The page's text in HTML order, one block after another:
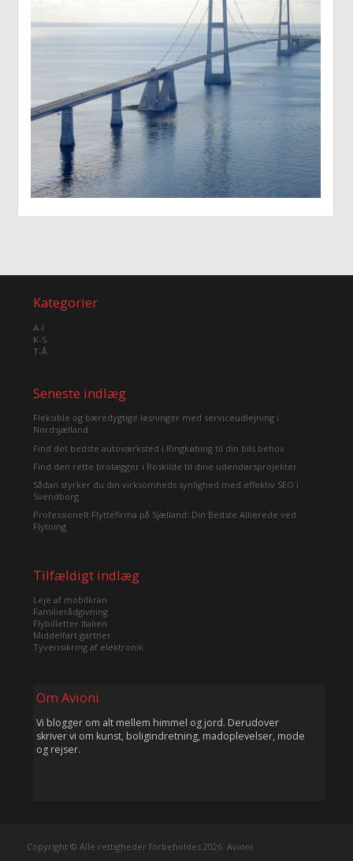
Kategorier
A-I
K-S
T-Å
Seneste indlæg
Fleksible og bæredygtige løsninger med serviceudlejning i
Nordsjælland
Find det bedste autoværksted i Ringkøbing til din bils behov
Find den rette brolægger i Roskilde til dine udendørsprojekter
Sådan styrker du din virksomheds synlighed med effektiv SEO i
Svendborg
Professionelt Flyttefirma på Sjælland: Din Bedste Allierede ved
Flytning
Tilfældigt indlæg
Leje af mobilkran
Familierådgivning
Flybilletter Italien
Middelfart gartner
Tyverisikring af elektronik
Om Avioni
Vi blogger om alt mellem himmel og jord. Derudover
skriver vi om kunst, boligindretning, madoplevelser, mode
og rejser.
Copyright © Alle rettigheder forbeholdes 2026. Avioni